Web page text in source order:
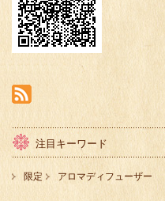
注目キーワード
限定 アロマディフューザー